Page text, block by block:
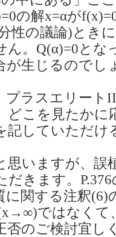
の解x=αが
性の議論)とき
ん。Q(α)=0とな
が生じるのでし
プラスエリート
どこを見たかに
記していただけ
思いますが、誤
だきます。
に関する注釈(6)
ではなく
否のご検討宜し